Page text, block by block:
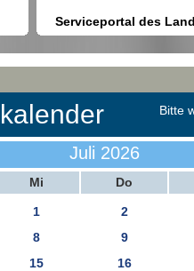
Serviceportal des
Berlin
Anmeldung bei Ämtern usw.
Bitte
Juli 2026
Mi Do
1
2
8
9
15
16